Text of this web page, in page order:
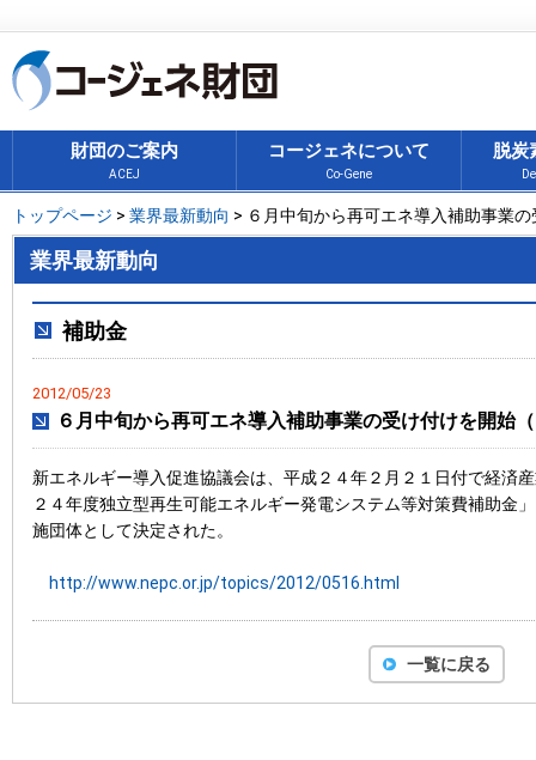
財団のご案内
ACEJ
コージェネについて
Co-Gene
脱炭
トップページ > 業界最新動向 > ６月中旬から再可エネ導入補助事業
業界最新動向
補助金
2012/05/23
６月中旬から再可エネ導入補助事業の受け付けを開始
新エネルギー導入促進協議会は、平成２４年２月２１日付で経済
２４年度独立型再生可能エネルギー発電システム等対策費補助金
施団体として決定された。
http://www.nepc.or.jp/topics/2012/0516.html
一覧に戻る